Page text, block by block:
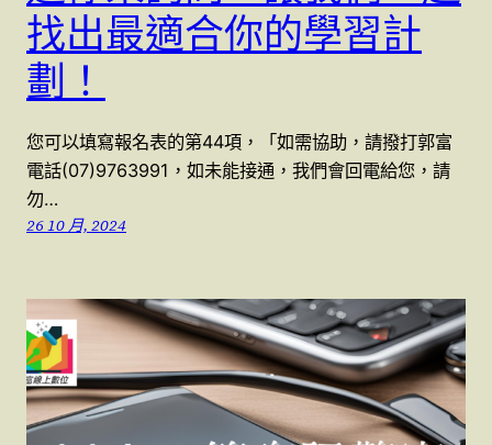
找出最適合你的學習計
劃！
您可以填寫報名表的第44項，「如需協助，請撥打郭富
電話(07)9763991，如未能接通，我們會回電給您，請
勿…
26 10 月, 2024